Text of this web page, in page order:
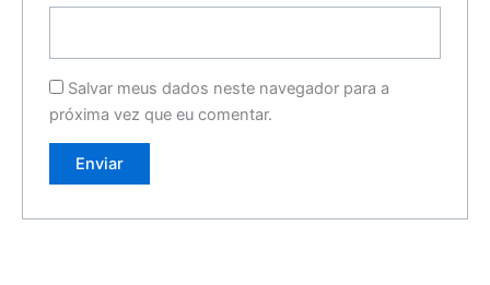
Salvar meus dados neste navegador para a
próxima vez que eu comentar.